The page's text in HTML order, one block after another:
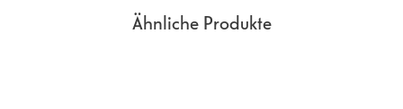
Ähnliche Produkte